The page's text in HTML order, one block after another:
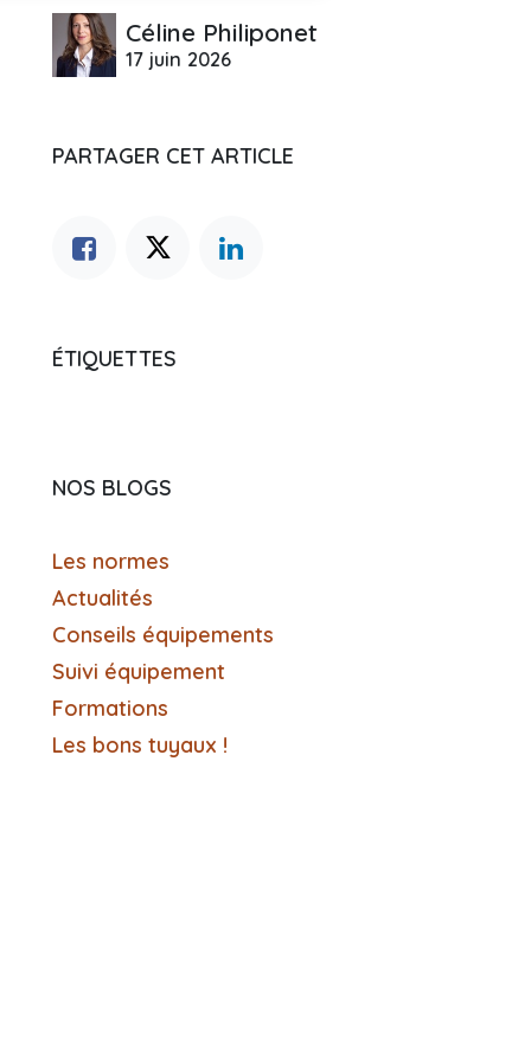
Céline Philiponet
17 juin 2026
PARTAGER CET ARTICLE
ÉTIQUETTES
NOS BLOGS
Les normes
Actualités
Conseils équipements
Suivi équipement
Formations
Les bons tuyaux !